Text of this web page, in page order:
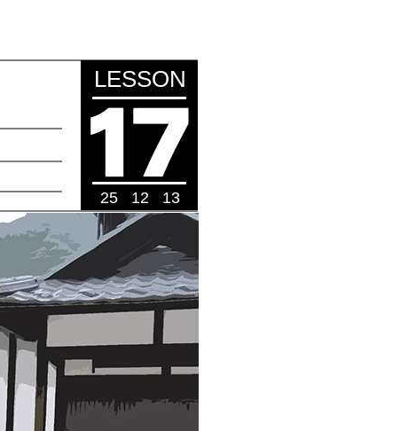
LESSON
25 12 13